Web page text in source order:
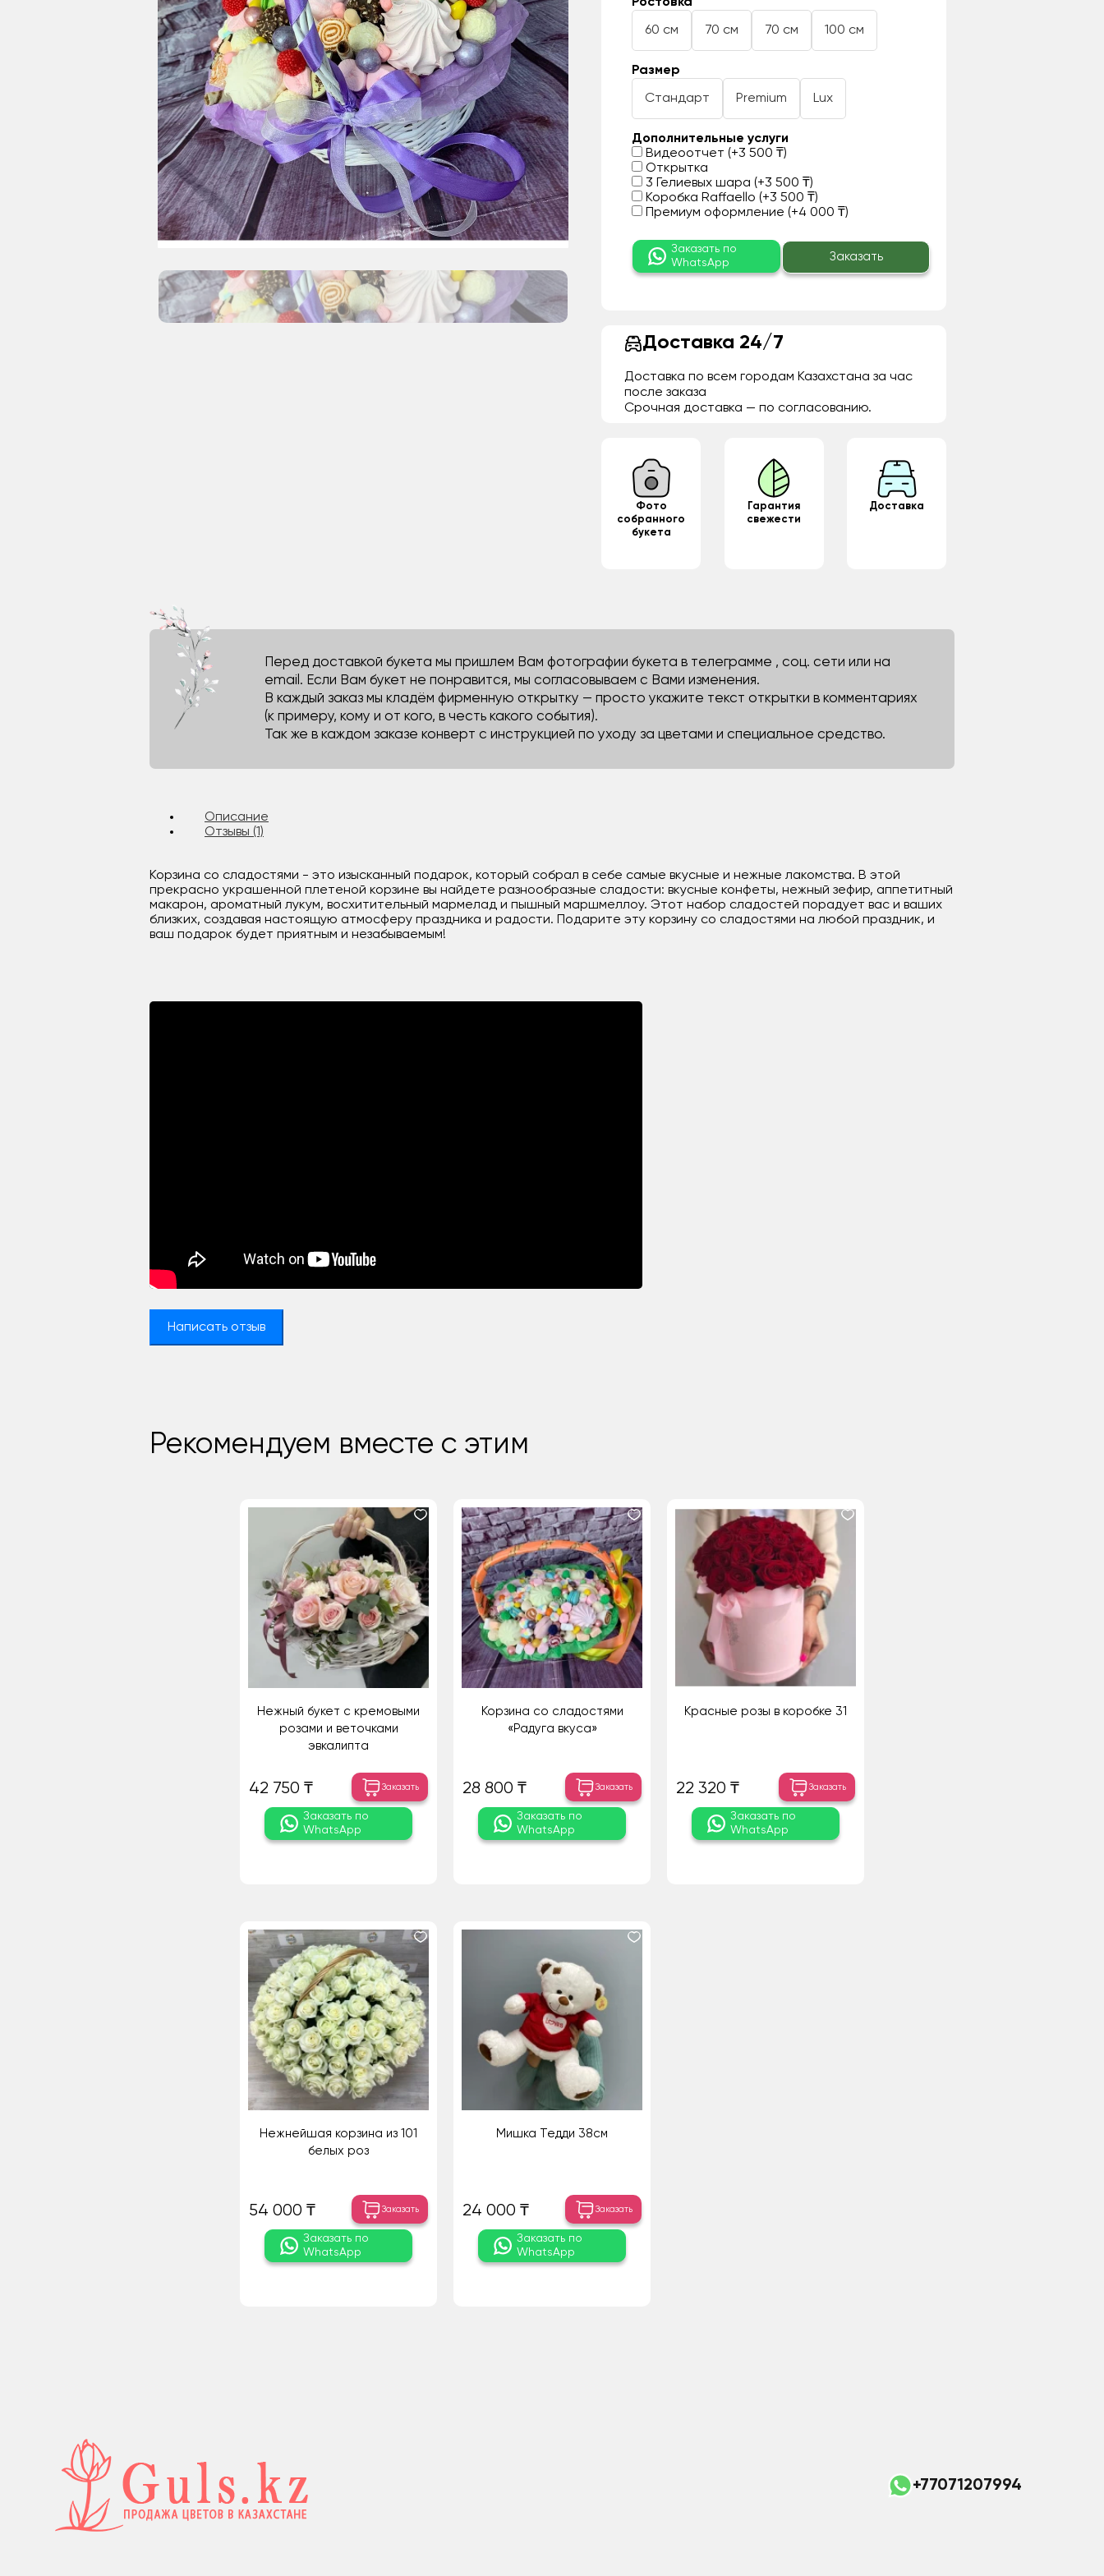
60 см 70 см 70 см 100 см
Размер
Стандарт Premium Lux
Дополнительные услуги
Видеоотчет (+3 500 ₸)
Открытка
3 Гелиевых шара (+3 500 ₸)
Коробка Raffaello (+3 500 ₸)
Премиум оформление (+4 000 ₸)
Заказать по
WhatsApp
Заказать
Доставка 24/7
Доставка по всем городам Казахстана за час
после заказа
Срочная доставка — по согласованию.
Фото
собранного
букета
Гарантия
свежести
Доставка
Перед доставкой букета мы пришлем Вам фотографии букета в телеграмме , соц. сети или на
email. Если Вам букет не понравится, мы согласовываем с Вами изменения.
В каждый заказ мы кладём фирменную открытку — просто укажите текст открытки в комментариях
(к примеру, кому и от кого, в честь какого события).
Так же в каждом заказе конверт с инструкцией по уходу за цветами и специальное средство.
Описание
Отзывы (1)
Корзина со сладостями - это изысканный подарок, который собрал в себе самые вкусные и нежные лакомства. В этой
прекрасно украшенной плетеной корзине вы найдете разнообразные сладости: вкусные конфеты, нежный зефир, аппетитный
макарон, ароматный лукум, восхитительный мармелад и пышный маршмеллоу. Этот набор сладостей порадует вас и ваших
близких, создавая настоящую атмосферу праздника и радости. Подарите эту корзину со сладостями на любой праздник, и
ваш подарок будет приятным и незабываемым!
Написать отзыв
Рекомендуем вместе с этим
Нежный букет с кремовыми
розами и веточками
эвкалипта
42 750 ₸ Заказать
Заказать по
WhatsApp
Корзина со сладостями
«Радуга вкуса»
28 800 ₸ Заказать
Заказать по
WhatsApp
Красные розы в коробке 31
22 320 ₸ Заказать
Заказать по
WhatsApp
Нежнейшая корзина из 101
белых роз
54 000 ₸ Заказать
Заказать по
WhatsApp
Мишка Тедди 38см
24 000 ₸ Заказать
Заказать по
WhatsApp
+77071207994